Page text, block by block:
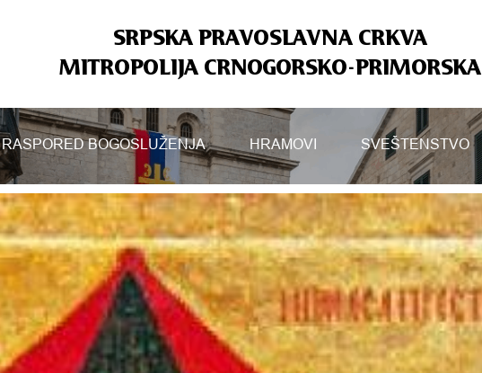
SRPSKA PRAVOSLAVNA CRKVA
MITROPOLIJA CRNOGORSKO-PRIMORSKA
RASPORED BOGOSLUŽENJA HRAMOVI SVEŠTENSTVO